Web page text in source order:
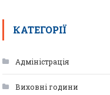
КАТЕГОРІЇ
Адміністрація
Виховні години